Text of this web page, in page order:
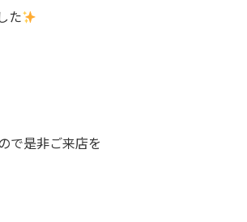
た
で是非ご来店を